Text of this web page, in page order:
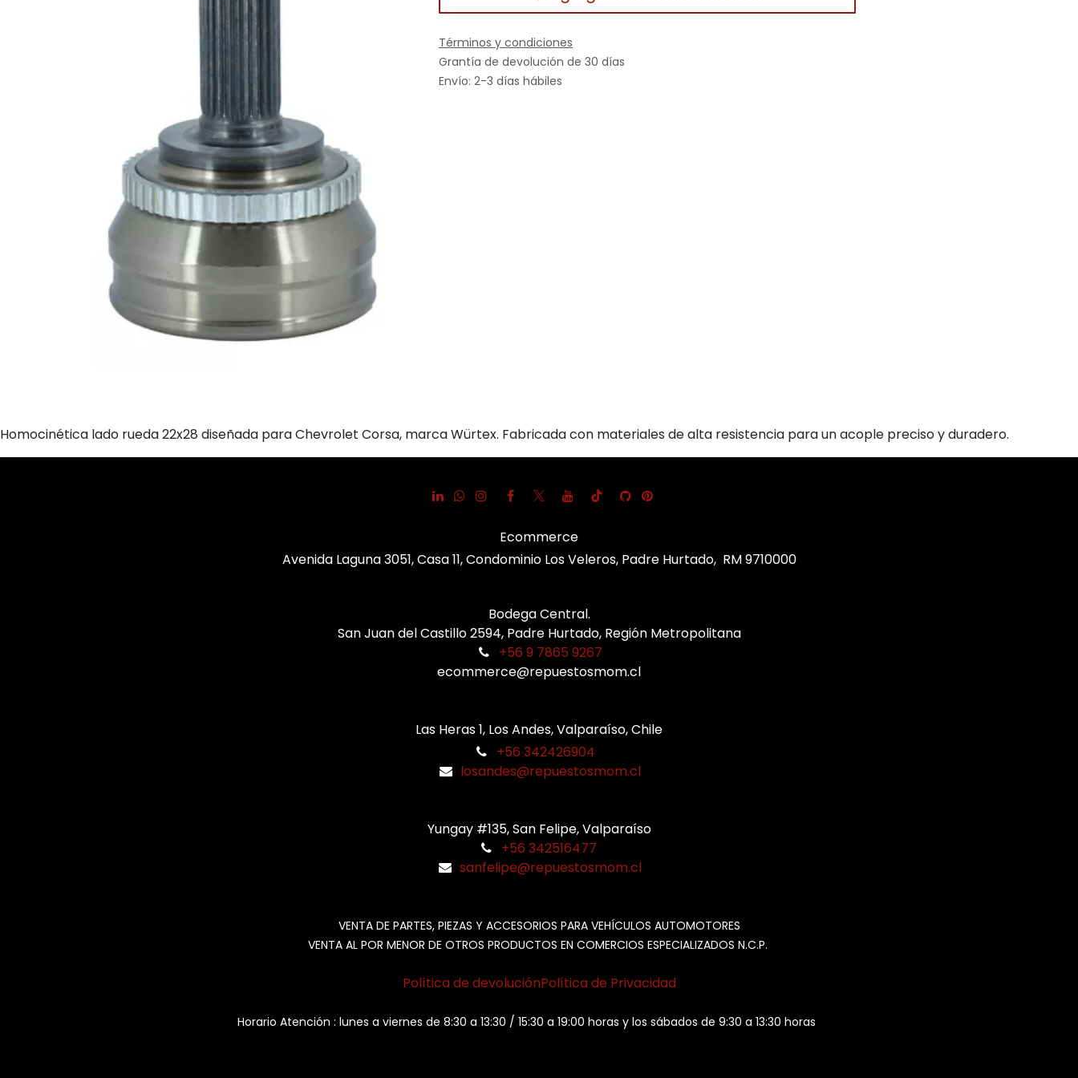
Términos y condiciones
Grantía de devolución de 30 días
Envío: 2-3 días hábiles
Homocinética lado rueda 22x28 diseñada para Chevrolet Corsa, marca Würtex. Fabricada con materiales de alta resistencia para un acople preciso y duradero.
Ecommerce
Avenida Laguna 3051, Casa 11, Condominio Los Veleros, Padre Hurtado, RM 9710000
Bodega Central.
San Juan del Castillo 2594, Padre Hurtado, Región Metropolitana
+56 9 7865 9267
ecommerce@repuestosmom.cl
Las Heras 1, Los Andes, Valparaíso, Chile
+56 342426904
losandes@repuestosmom.cl
Yungay #135, San Felipe, Valparaíso
+56 342516477
sanfelipe@repuestosmom.cl
VENTA DE PARTES, PIEZAS Y ACCESORIOS PARA VEHÍCULOS AUTOMOTORES
VENTA AL POR MENOR DE OTROS PRODUCTOS EN COMERCIOS ESPECIALIZADOS N.C.P.
Política de devoluciónPolítica de Privacidad
Horario Atención : lunes a viernes de 8:30 a 13:30 / 15:30 a 19:00 horas y los sábados de 9:30 a 13:30 horas